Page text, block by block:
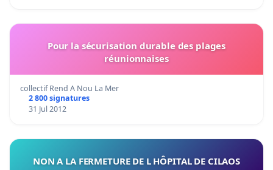
Pour la sécurisation durable des plages
réunionnaises
collectif Rend A Nou La Mer
2 800 signatures
31 Jul 2012
NON A LA FERMETURE DE L HÔPITAL DE CILAOS